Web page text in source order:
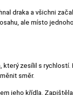
draka a všichni
ale místo
zesílil s
směr.
jeho křídla.